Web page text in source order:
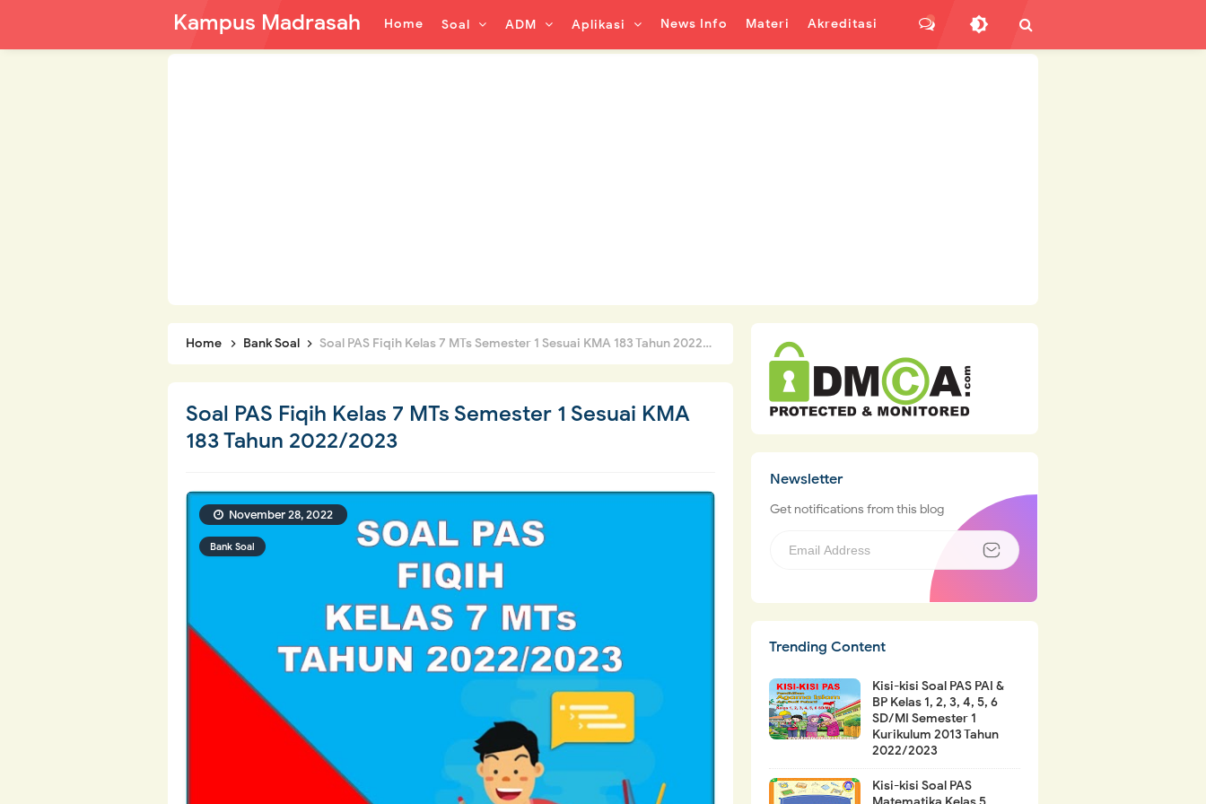
Kampus Madrasah Home Soal ADM Aplikasi News Info Materi Akreditasi
Home Bank Soal Soal PAS Fiqih Kelas 7 MTs Semester 1 Sesuai KMA 183 Tahun 2022/2023
Soal PAS Fiqih Kelas 7 MTs Semester 1 Sesuai KMA
183 Tahun 2022/2023
Bank Soal
November 28, 2022
Newsletter
Get notifications from this blog
Trending Content
Kisi-kisi Soal PAS PAI &
BP Kelas 1, 2, 3, 4, 5, 6
SD/MI Semester 1
Kurikulum 2013 Tahun
2022/2023
Kisi-kisi Soal PAS